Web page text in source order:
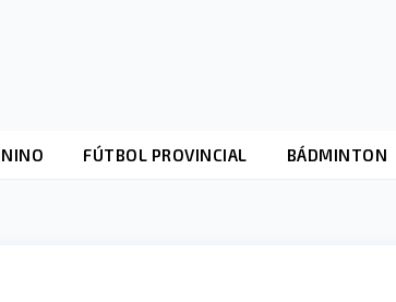
FÚTBOL PROVINCIAL BÁDMINTON